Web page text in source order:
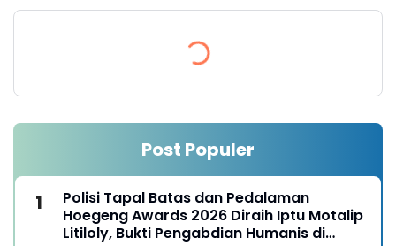
Post Populer
Polisi Tapal Batas dan Pedalaman
Hoegeng Awards 2026 Diraih Iptu Motalip
Litiloly, Bukti Pengabdian Humanis di